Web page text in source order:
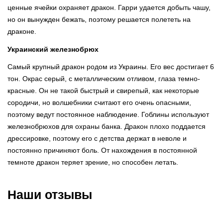
ценные ячейки охраняет дракон. Гарри удается добыть чашу,
но он вынужден бежать, поэтому решается полететь на
драконе.
Украинский железнобрюх
Самый крупный дракон родом из Украины. Его вес достигает 6
тон. Окрас серый, с металлическим отливом, глаза темно-
красные. Он не такой быстрый и свирепый, как некоторые
сородичи, но волшебники считают его очень опасными,
поэтому ведут постоянное наблюдение. Гоблины используют
железнобрюхов для охраны банка. Дракон плохо поддается
дрессировке, поэтому его с детства держат в неволе и
постоянно причиняют боль. От нахождения в постоянной
темноте дракон теряет зрение, но способен летать.
Наши отзывы